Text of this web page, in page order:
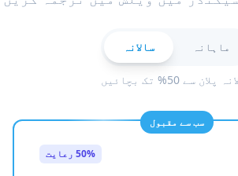
ماہانہ سالانہ
پلان سے 50% تک بچائیں
سب سے مقبول
50% رعایت